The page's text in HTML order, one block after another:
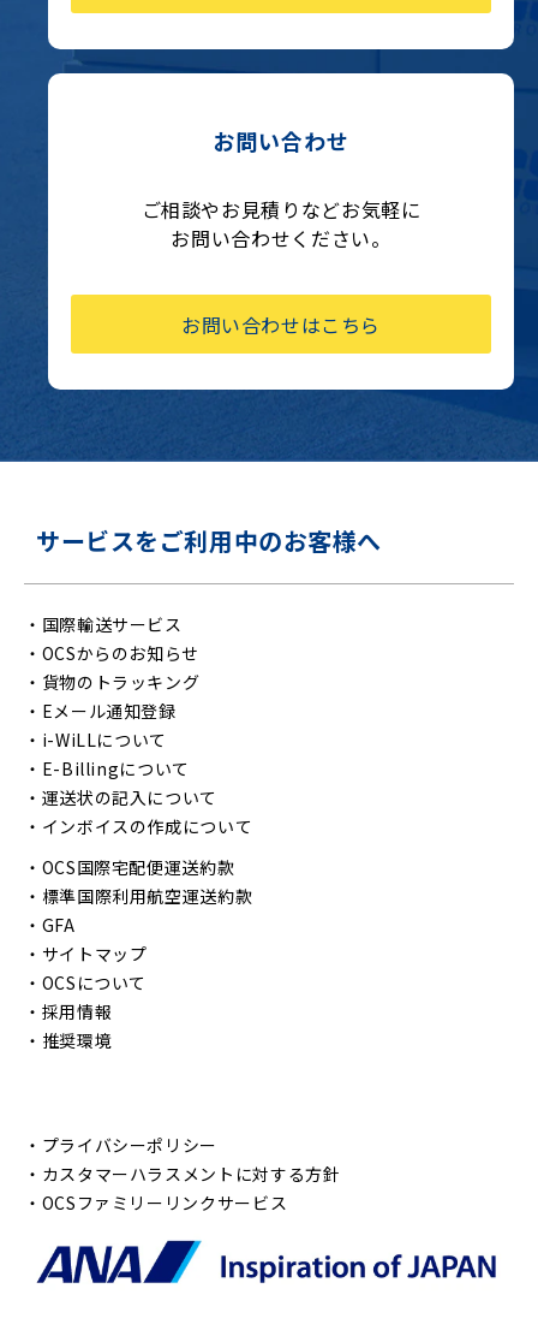
お問い合わせ
ご相談やお見積りなどお気軽に
お問い合わせください。
お問い合わせはこちら
サービスをご利用中のお客様へ
・ 国際輸送サービス
・ OCSからのお知らせ
・ 貨物のトラッキング
・ Eメール通知登録
・ i-WiLLについて
・ E-Billingについて
・ 運送状の記入について
・ インボイスの作成について
・ OCS国際宅配便運送約款
・ 標準国際利用航空運送約款
・ GFA
・ サイトマップ
・ OCSについて
・ 採用情報
・ 推奨環境
・ プライバシーポリシー
・ カスタマーハラスメントに対する方針
・ OCSファミリーリンクサービス